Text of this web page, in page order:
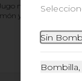
naranja +
y queso
Sin